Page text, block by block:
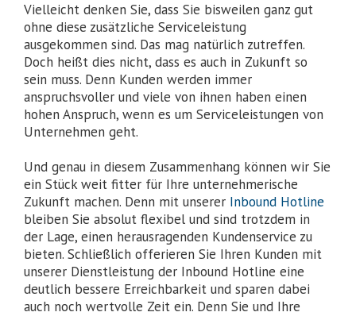
Vielleicht denken Sie, dass Sie bisweilen ganz gut
ohne diese zusätzliche Serviceleistung
ausgekommen sind. Das mag natürlich zutreffen.
Doch heißt dies nicht, dass es auch in Zukunft so
sein muss. Denn Kunden werden immer
anspruchsvoller und viele von ihnen haben einen
hohen Anspruch, wenn es um Serviceleistungen von
Unternehmen geht.
Und genau in diesem Zusammenhang können wir Sie
ein Stück weit fitter für Ihre unternehmerische
Zukunft machen. Denn mit unserer Inbound Hotline
bleiben Sie absolut flexibel und sind trotzdem in
der Lage, einen herausragenden Kundenservice zu
bieten. Schließlich offerieren Sie Ihren Kunden mit
unserer Dienstleistung der Inbound Hotline eine
deutlich bessere Erreichbarkeit und sparen dabei
auch noch wertvolle Zeit ein. Denn Sie und Ihre